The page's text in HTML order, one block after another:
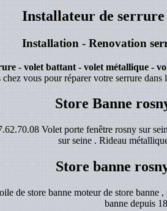
Installateur de serrure
Installation - Renovation
- volet battant - volet métallique -
chez vous pour réparer votre serrure
Store Banne
Volet porte fenêtre rosny sur
sur seine . Rideau
Store banne
de store banne moteur de store
banne depuis